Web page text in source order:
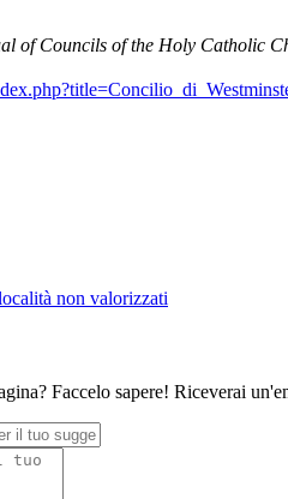
of Councils of the Holy Catholic
non valorizzati
Faccelo sapere! Riceverai